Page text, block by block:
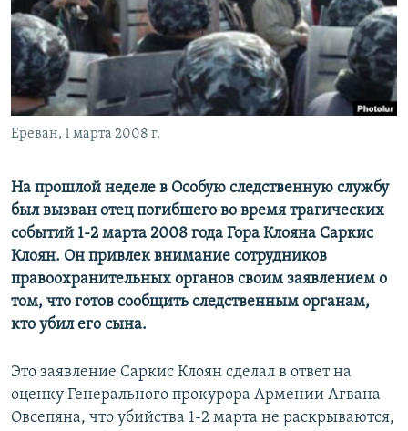
English
Русский
Все сайты Радио Азатутюн
Ереван, 1 марта 2008 г.
На прошлой неделе в Особую следственную службу
был вызван отец погибшего во время трагических
событий 1-2 марта 2008 года Гора Клояна Саркис
Клоян. Он привлек внимание сотрудников
правоохранительных органов своим заявлением о
том, что готов сообщить следственным органам,
кто убил его сына.
Это заявление Саркис Клоян сделал в ответ на
оценку Генерального прокурора Армении Агвана
Овсепяна, что убийства 1-2 марта не раскрываются,